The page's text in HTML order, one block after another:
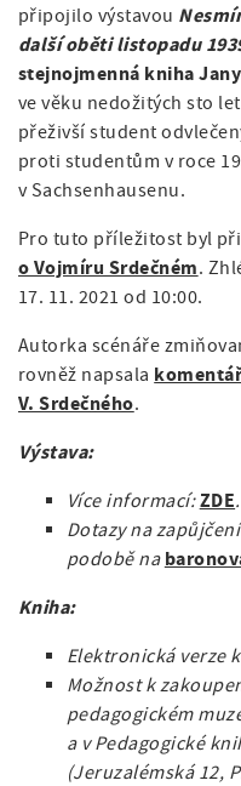
připojilo výstavou
další oběti listopadu
stejnojmenná kniha
ve věku nedožitých sto let
přeživší student
proti studentům v roce
v Sachsenhausenu.
Pro tuto příležitost byl
o Vojmíru Srdečném.
17. 11. 2021 od 10:00.
Autorka scénáře
rovněž napsala
V. Srdečného.
Výstava:
Více informací:ZDE.
Dotazy na
podobě na
Kniha:
Elektronická verze
Možnost k
pedagogickém
a v Pedagogické
(Jeruzalémská 12,